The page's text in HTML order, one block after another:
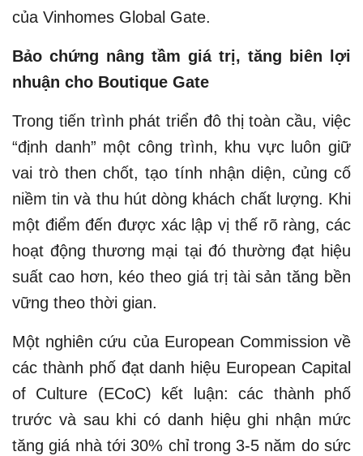
của Vinhomes Global Gate.
Bảo chứng nâng tầm giá trị, tăng biên lợi
nhuận cho Boutique Gate
Trong tiến trình phát triển đô thị toàn cầu, việc
“định danh” một công trình, khu vực luôn giữ
vai trò then chốt, tạo tính nhận diện, củng cố
niềm tin và thu hút dòng khách chất lượng. Khi
một điểm đến được xác lập vị thế rõ ràng, các
hoạt động thương mại tại đó thường đạt hiệu
suất cao hơn, kéo theo giá trị tài sản tăng bền
vững theo thời gian.
Một nghiên cứu của European Commission về
các thành phố đạt danh hiệu European Capital
of Culture (ECoC) kết luận: các thành phố
trước và sau khi có danh hiệu ghi nhận mức
tăng giá nhà tới 30% chỉ trong 3-5 năm do sức